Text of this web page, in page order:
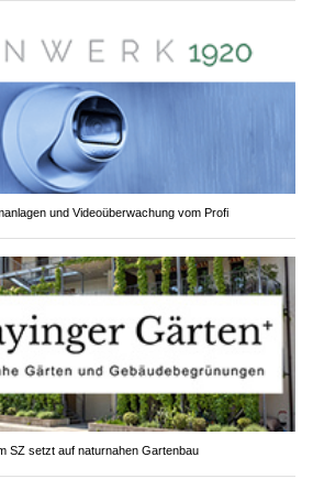
und Videoüberwachung vom Profi
SZ setzt auf naturnahen Gartenbau